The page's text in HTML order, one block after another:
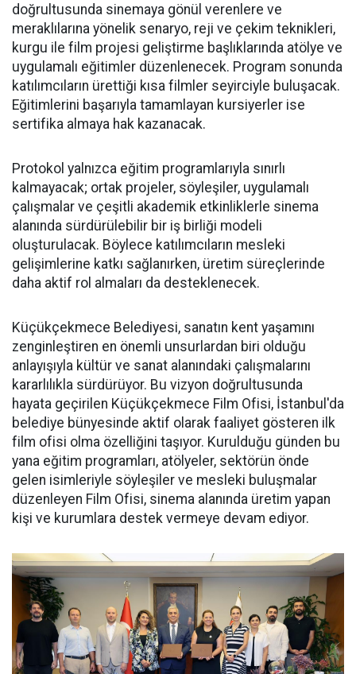
doğrultusunda sinemaya gönül verenlere ve
meraklılarına yönelik senaryo, reji ve çekim teknikleri,
kurgu ile film projesi geliştirme başlıklarında atölye ve
uygulamalı eğitimler düzenlenecek. Program sonunda
katılımcıların ürettiği kısa filmler seyirciyle buluşacak.
Eğitimlerini başarıyla tamamlayan kursiyerler ise
sertifika almaya hak kazanacak.
Protokol yalnızca eğitim programlarıyla sınırlı
kalmayacak; ortak projeler, söyleşiler, uygulamalı
çalışmalar ve çeşitli akademik etkinliklerle sinema
alanında sürdürülebilir bir iş birliği modeli
oluşturulacak. Böylece katılımcıların mesleki
gelişimlerine katkı sağlanırken, üretim süreçlerinde
daha aktif rol almaları da desteklenecek.
Küçükçekmece Belediyesi, sanatın kent yaşamını
zenginleştiren en önemli unsurlardan biri olduğu
anlayışıyla kültür ve sanat alanındaki çalışmalarını
kararlılıkla sürdürüyor. Bu vizyon doğrultusunda
hayata geçirilen Küçükçekmece Film Ofisi, İstanbul'da
belediye bünyesinde aktif olarak faaliyet gösteren ilk
film ofisi olma özelliğini taşıyor. Kurulduğu günden bu
yana eğitim programları, atölyeler, sektörün önde
gelen isimleriyle söyleşiler ve mesleki buluşmalar
düzenleyen Film Ofisi, sinema alanında üretim yapan
kişi ve kurumlara destek vermeye devam ediyor.